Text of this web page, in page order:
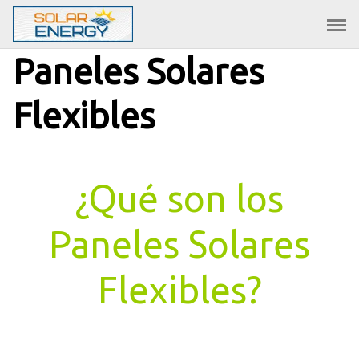
Saltar
contenido
Paneles Solares
Flexibles
¿Qué son los
Paneles Solares
Flexibles?